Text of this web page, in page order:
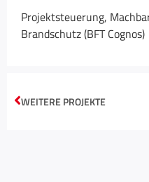
Projektsteuerung,
Brandschutz (BFT Cognos)
WEITERE PROJEKTE